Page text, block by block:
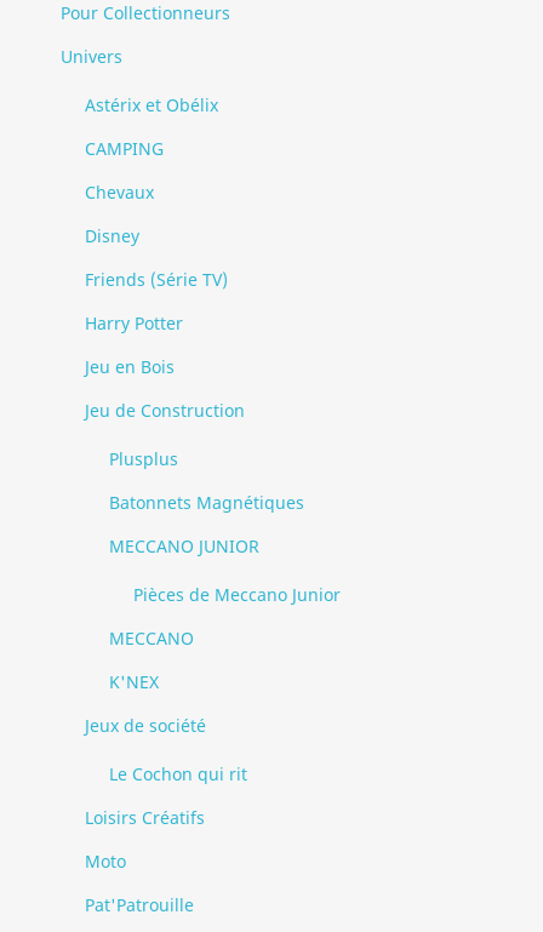
Pour Collectionneurs
Univers
Astérix et Obélix
CAMPING
Chevaux
Disney
Friends (Série TV)
Harry Potter
Jeu en Bois
Jeu de Construction
Plusplus
Batonnets Magnétiques
MECCANO JUNIOR
Pièces de Meccano Junior
MECCANO
K'NEX
Jeux de société
Le Cochon qui rit
Loisirs Créatifs
Moto
Pat'Patrouille